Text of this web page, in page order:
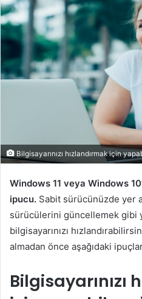
göndermek
Bilgisayarınızı hızlandırmak için
Windows 11 veya Windows
ipucu. Sabit sürücünüzde yer
sürücülerini güncellemek gibi
bilgisayarınızı
almadan önce aşağıdaki
Bilgisayarınızı